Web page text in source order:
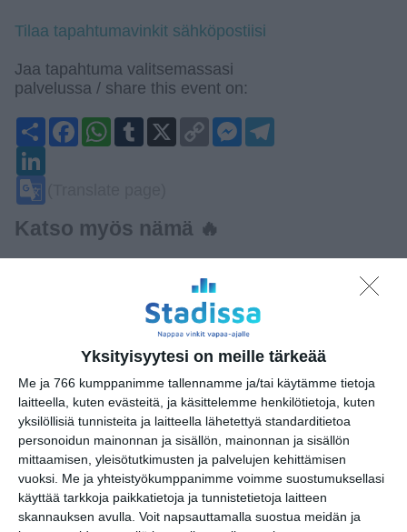
Yksityisyytesi on meille tärkeää
Me ja 766 kumppanimme tallennamme ja/tai käytämme tietoja
laitteella, kuten evästeitä, ja käsittelemme henkilötietoja, kuten
yksilöllisiä tunnisteita ja laitteella lähetettyä standarditietoa
personoidun mainonnan ja sisällön, mainonnan ja sisällön
mittaamisen, yleisötutkimusten ja palvelujen kehittämisen
vuoksi. Me ja yhteistyökumppanimme voimme suostumuksellasi
käyttää tarkkoja paikkatietoja ja tunnistetietoja laitteen
skannauksen avulla. Voit napsauttamalla suostua meidän ja
Tilaa tapahtumavinkit sähköpostiisi
Jaa tapahtuma valitsemassasi
palvelussa / share this event on:
ShareFacebook
WhatsApp
Tumblr
Copy
Link
Messenger
Katso myös nämä 🔥
Terrieriparaati/ Terrier
su 9.8.2026 klo 11:30
BRQ Vantaa: Opastettu
kiertokävely (Helsinge)
ti 11.8.2026 klo 13:30
Helsingin kaupungin
matkailuneuvonnan pop-up
ke 12.8.2026 klo 11:00